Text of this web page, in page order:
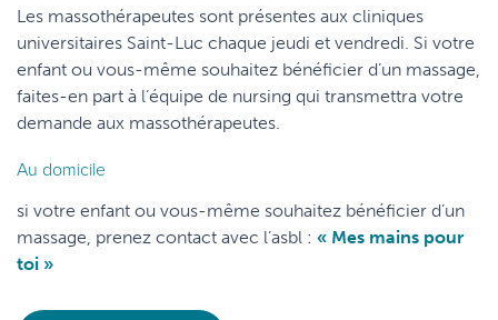
Les massothérapeutes sont présentes aux cliniques
universitaires Saint-Luc chaque jeudi et vendredi. Si votre
enfant ou vous-même souhaitez bénéficier d’un massage,
faites-en part à l’équipe de nursing qui transmettra votre
demande aux massothérapeutes.
Au domicile
si votre enfant ou vous-même souhaitez bénéficier d’un
massage, prenez contact avec l’asbl : « Mes mains pour
toi »